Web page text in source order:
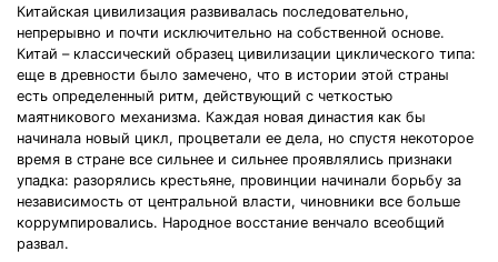
Китайская цивилизация развивалась последовательно,
непрерывно и почти исключительно на собственной основе.
Китай – классический образец цивилизации циклического типа:
еще в древности было замечено, что в истории этой страны
есть определенный ритм, действующий с четкостью
маятникового механизма. Каждая новая династия как бы
начинала новый цикл, процветали ее дела, но спустя некоторое
время в стране все сильнее и сильнее проявлялись признаки
упадка: разорялись крестьяне, провинции начинали борьбу за
независимость от центральной власти, чиновники все больше
коррумпировались. Народное восстание венчало всеобщий
развал.